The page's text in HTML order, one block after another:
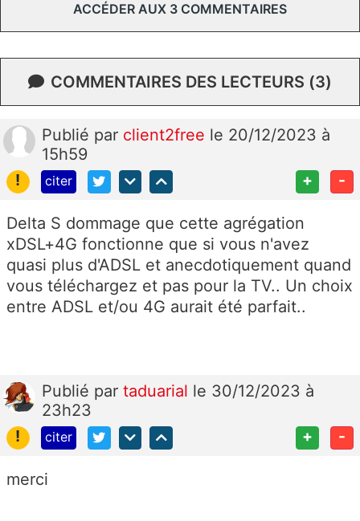
ACCÉDER AUX 3 COMMENTAIRES
COMMENTAIRES DES LECTEURS (3)
Publié par client2free le 20/12/2023 à
15h59
!
citer + -
Delta S dommage que cette agrégation
xDSL+4G fonctionne que si vous n'avez
quasi plus d'ADSL et anecdotiquement quand
vous téléchargez et pas pour la TV.. Un choix
entre ADSL et/ou 4G aurait été parfait..
Publié par taduarial le 30/12/2023 à
23h23
!
citer + -
merci